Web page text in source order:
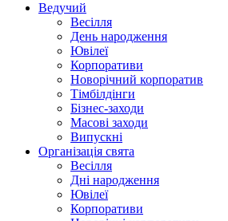
Ведучий
Весілля
День народження
Ювілеї
Корпоративи
Новорічний корпоратив
Тімбілдінги
Бізнес-заходи
Масові заходи
Випускні
Організація свята
Весілля
Дні народження
Ювілеї
Корпоративи